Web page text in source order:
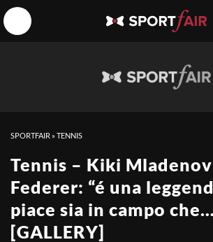
SPORTFAIR »TENNIS
Tennis – Kiki
Federer: “é una
piace sia in campo
[GALLERY]